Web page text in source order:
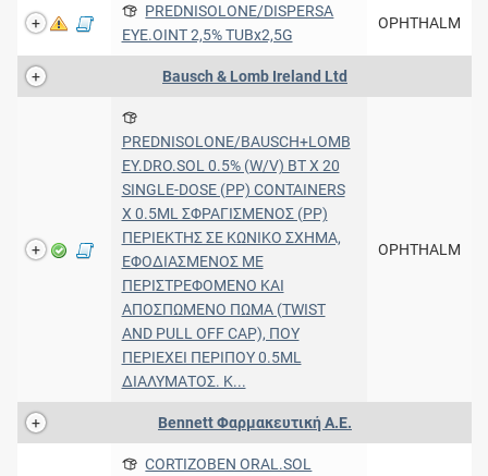
PREDNISOLONE/DISPERSA
EYE.OINT 2,5% TUBx2,5G
OPHTHALM
Bausch & Lomb Ireland Ltd
PREDNISOLONE/BAUSCH+LOMB
EY.DRO.SOL 0.5% (W/V) BT X 20
SINGLE-DOSE (PP) CONTAINERS
X 0.5ML ΣΦΡΑΓΙΣΜΕΝΟΣ (PP)
ΠΕΡΙΕΚΤΗΣ ΣΕ ΚΩΝΙΚΟ ΣΧΗΜΑ,
ΕΦΟΔΙΑΣΜΕΝΟΣ ΜΕ
ΠΕΡΙΣΤΡΕΦΟΜΕΝΟ ΚΑΙ
ΑΠΟΣΠΩΜΕΝΟ ΠΩΜΑ (TWIST
AND PULL OFF CAP), ΠΟΥ
ΠΕΡΙΕΧΕΙ ΠΕΡΙΠΟΥ 0.5ML
ΔΙΑΛΥΜΑΤΟΣ. Κ...
OPHTHALM
Bennett Φαρμακευτική A.E.
CORTIZOBEN ORAL.SOL